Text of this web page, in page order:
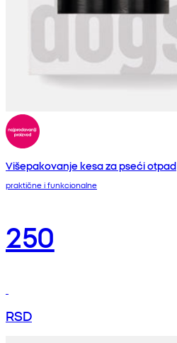
Višepakovanje kesa za pseći otpad
praktične i funkcionalne
250
RSD